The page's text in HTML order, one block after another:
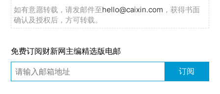
如有意愿转载，请发邮件至hello@caixin.com ，获得书面
确认及授权后，方可转载。
免费订阅财新网主编精选版电邮
订阅